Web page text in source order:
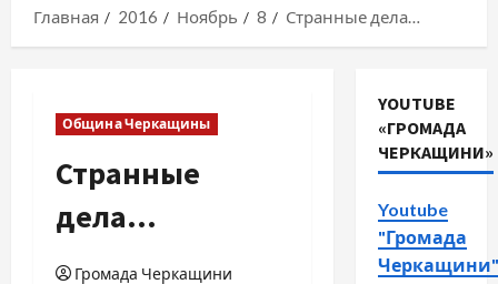
Главная
2016 Ноябрь 8 Странные дела…
Община Черкащины
Странные
дела…
Громада Черкащини
YOUTUBE
«ГРОМАДА
ЧЕРКАЩИНИ»
Youtube
"Громада
Черкащини"